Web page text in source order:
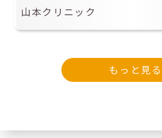
山本クリニック
もっと見る